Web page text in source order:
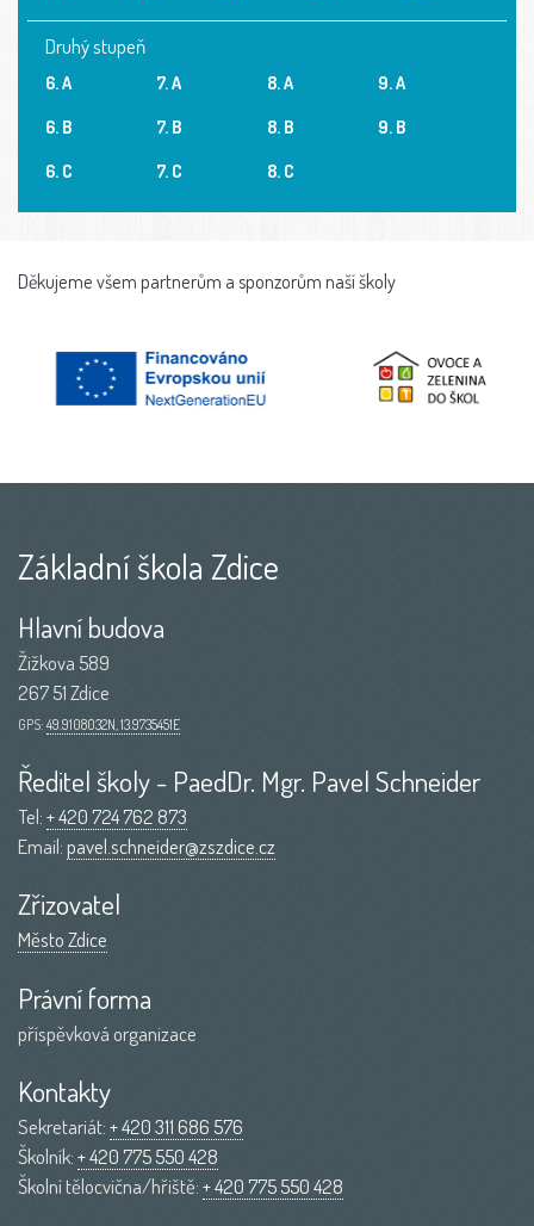
Druhý stupeň
6. A
6. B
6. C
7. A
7. B
7. C
8. A
8. B
8. C
9. A
9. B
Děkujeme všem partnerům a sponzorům naší školy
Základní škola Zdice
Hlavní budova
Žižkova 589
267 51 Zdice
GPS: 49.9108032N, 13.9735451E
Ředitel školy - PaedDr. Mgr. Pavel Schneider
Tel:+ 420 724 762 873
Email:pavel.schneider@zszdice.cz
Zřizovatel
Město Zdice
Právní forma
příspěvková organizace
Kontakty
Sekretariát:+ 420 311 686 576
Školník:+ 420 775 550 428
Školní tělocvična/hřiště:+ 420 775 550 428